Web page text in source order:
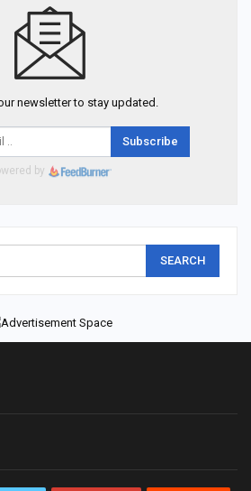
newsletter to stay updated.
Subscribe
by